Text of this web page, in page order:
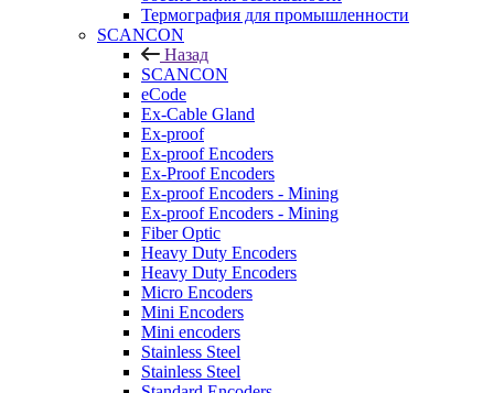
Термография для промышленности
SCANCON
Назад
SCANCON
eCode
Ex-Cable Gland
Ex-proof
Ex-proof Encoders
Ex-Proof Encoders
Ex-proof Encoders - Mining
Ex-proof Encoders - Mining
Fiber Optic
Heavy Duty Encoders
Heavy Duty Encoders
Micro Encoders
Mini Encoders
Mini encoders
Stainless Steel
Stainless Steel